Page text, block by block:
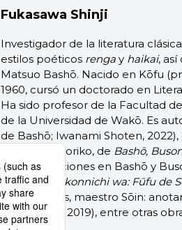
Fukasawa Shinji
Investigador de la literatura
estilos poéticos rengay haikai, así
Matsuo Bashō. Nacido en Kōfu
1960, cursó un doctorado en
Ha sido profesor de la Facultad
de la Universidad de Wakō. Es
de Bashō; Iwanami Shoten,
Fukasawa Noriko, de Bashō,
cuatro estaciones en Bashō y
Sōin-sensei, konnichi wa: Fūfu de
(Buenos días, maestro Sōin:
Izumi Shoin, 2019), entre otras